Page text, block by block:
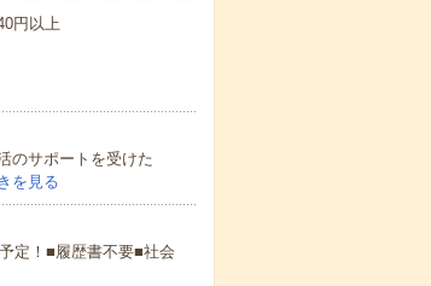
円以上
のサポートを受けた
を見る
定！■履歴書不要■社会